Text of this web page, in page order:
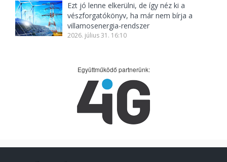
Ezt jó lenne elkerülni, de így néz ki a
vészforgatókönyv, ha már nem bírja a
villamosenergia-rendszer
2026. július 31. 16:10
Együttműködő partnerünk: